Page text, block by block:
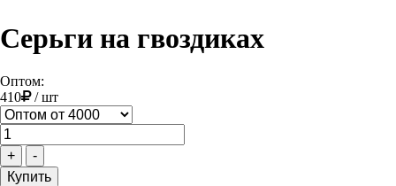
Серьги на гвоздиках
Оптом:
410
/шт
+ -